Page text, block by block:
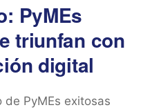
PyMEs
triunfan con
digital
de PyMEs exitosas